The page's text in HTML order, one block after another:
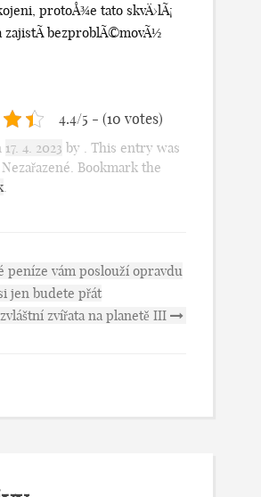
protoÅ¾e tato skvÄ›lÃ¡
zajistÃ­ bezproblÃ©movÃ½
4.4/5 - (10 votes)
17. 4. 2023 by
. This entry was
Bookmark the
peníze vám poslouží opravdu
jen budete přát
zvířata na planetě III